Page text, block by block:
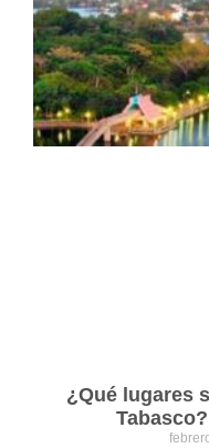
¿Qué lugares